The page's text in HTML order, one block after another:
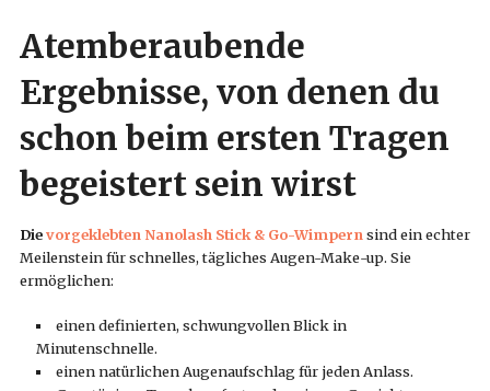
Atemberaubende
Ergebnisse, von denen du
schon beim ersten Tragen
begeistert sein wirst
Dievorgeklebten Nanolash Stick & Go-Wimpernsind ein echter
Meilenstein für schnelles, tägliches Augen-Make-up. Sie
ermöglichen:
einen definierten, schwungvollen Blick in
Minutenschnelle.
einen natürlichen Augenaufschlag für jeden Anlass.